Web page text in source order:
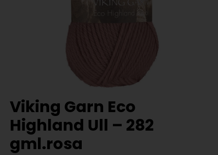
Viking Garn Eco
Highland Ull – 282
gml.rosa